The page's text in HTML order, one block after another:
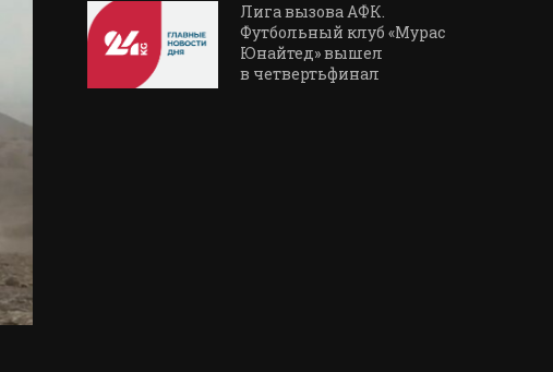
Лига вызова АФК.
Футбольный клуб «Мурас
Юнайтед» вышел
в четвертьфинал